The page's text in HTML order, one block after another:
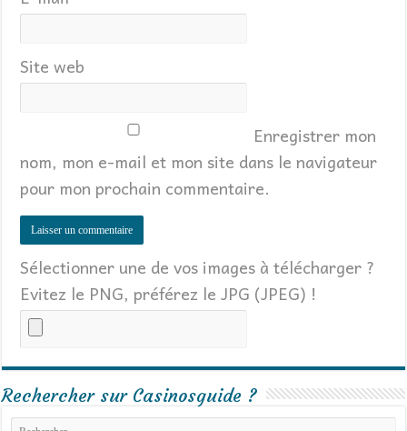
Site web
Enregistrer mon
nom, mon e-mail et mon site dans le navigateur
pour mon prochain commentaire.
Sélectionner une de vos images à télécharger ?
Evitez le PNG, préférez le JPG (JPEG) !
Rechercher sur Casinosguide ?